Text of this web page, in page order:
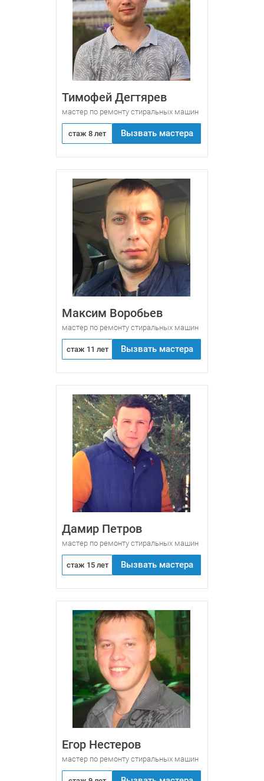
Тимофей Дегтярев
мастер по ремонту стиральных машин
стаж 8 лет Вызвать мастера
Максим Воробьев
мастер по ремонту стиральных машин
стаж 11 лет Вызвать мастера
Дамир Петров
мастер по ремонту стиральных машин
стаж 15 лет Вызвать мастера
Егор Нестеров
мастер по ремонту стиральных машин